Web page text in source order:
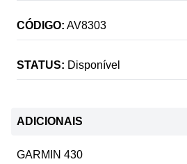
CÓDIGO: AV8303
STATUS: Disponível
ADICIONAIS
GARMIN 430